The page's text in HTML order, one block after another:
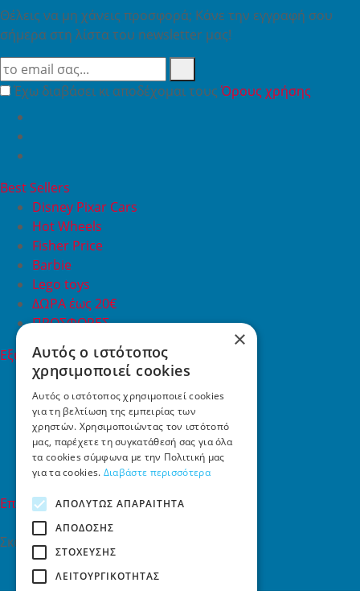
Θέλεις να μη χάνεις προσφορά; Κάνε την εγγραφή σου
σήμερα στη λίστα του newsletter μας!
Έχω διαβάσει κι αποδέχομαι τουςΌρους χρήσης
Best Sellers
Disney Pixar Cars
Hot Wheels
Fisher Price
Barbie
Lego toys
ΔΩΡΑ έως 20€
ΠΡΟΣΦΟΡΕΣ
Εξυπηρέτηση Πελατών
Εξυπηρέτηση πελατών
Συχνές ερωτήσεις
Όροι χρήσης
Τρόποι Πληρωμής
Επιστροφές
Επικοινωνία
Επικοινωνία
Σκαλάνι, Ηράκλειο Κρήτης
2810731415
info[at]toys4u.gr
×
Αυτός ο ιστότοπος
χρησιμοποιεί cookies
Αυτός ο ιστότοπος χρησιμοποιεί cookies
για τη βελτίωση της εμπειρίας των
χρηστών. Χρησιμοποιώντας τον ιστότοπό
μας, παρέχετε τη συγκατάθεσή σας για όλα
τα cookies σύμφωνα με την Πολιτική μας
για τα cookies. Διαβάστε περισσότερα
ΑΠΟΛΎΤΩΣ ΑΠΑΡΑΊΤΗΤΑ
ΑΠΌΔΟΣΗΣ
ΣΤΌΧΕΥΣΗΣ
ΛΕΙΤΟΥΡΓΙΚΌΤΗΤΑΣ